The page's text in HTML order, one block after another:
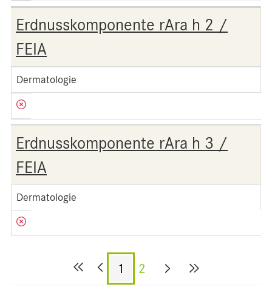
Erdnusskomponente rAra h 2 /
FEIA
Dermatologie
Erdnusskomponente rAra h 3 /
FEIA
Dermatologie
1 2